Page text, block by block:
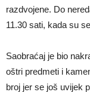
razdvojene. Do
11.30 sati, kada su
Saobraćaj je bio
oštri predmeti i
broj jer se još uvijek